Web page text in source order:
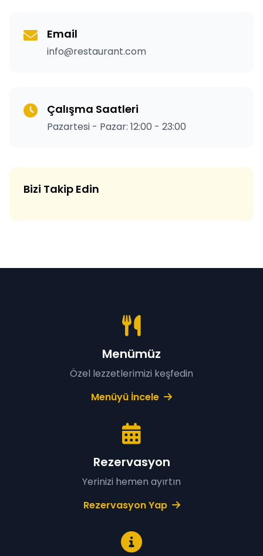
Email
info@restaurant.com
Çalışma Saatleri
Pazartesi - Pazar: 12:00 - 23:00
Bizi Takip Edin
Menümüz
Özel lezzetlerimizi keşfedin
Menüyü İncele
Rezervasyon
Yerinizi hemen ayırtın
Rezervasyon Yap